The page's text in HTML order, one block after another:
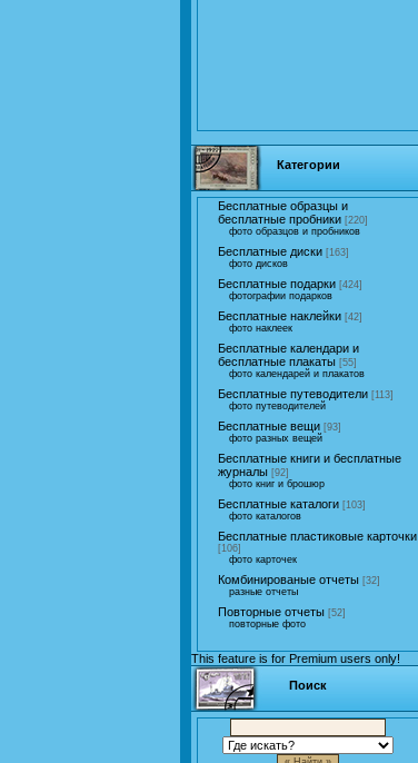
Категории
Бесплатные образцы и
бесплатные пробники [220]
фото образцов и пробников
Бесплатные диски [163]
фото дисков
Бесплатные подарки [424]
фотографии подарков
Бесплатные наклейки [42]
фото наклеек
Бесплатные календари и
бесплатные плакаты [55]
фото календарей и плакатов
Бесплатные путеводители [113]
фото путеводителей
Бесплатные вещи [93]
фото разных вещей
Бесплатные книги и бесплатные
журналы [92]
фото книг и брошюр
Бесплатные каталоги [103]
фото каталогов
Бесплатные пластиковые карточки
[106]
фото карточек
Комбинированые отчеты [32]
разные отчеты
Повторные отчеты [52]
повторные фото
This feature is for Premium users only!
Поиск